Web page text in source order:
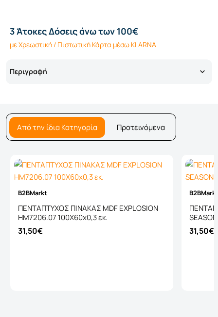
3 Άτοκες Δόσεις άνω των 100€
με Χρεωστική / Πιστωτική Κάρτα μέσω KLARNA
Περιγραφή
Από την ίδια Κατηγορία Προτεινόμενα
B2BMarkt
ΠΕΝΤΑΠΤΥΧΟΣ ΠΙΝΑΚΑΣ MDF EXPLOSION
HM7206.07 100X60x0,3 εκ.
31,50€ 31,50€